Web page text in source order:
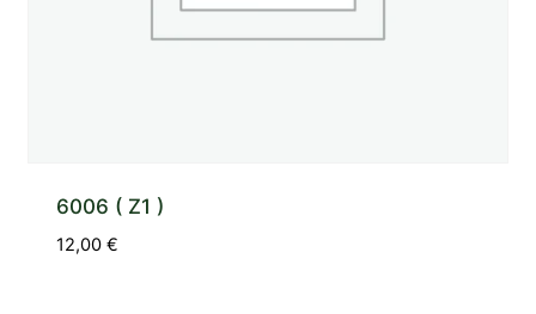
6006 ( Z1 )
12,00€